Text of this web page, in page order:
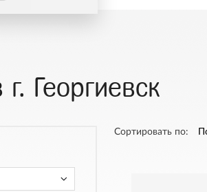
Георгиевск
Сортировать по: